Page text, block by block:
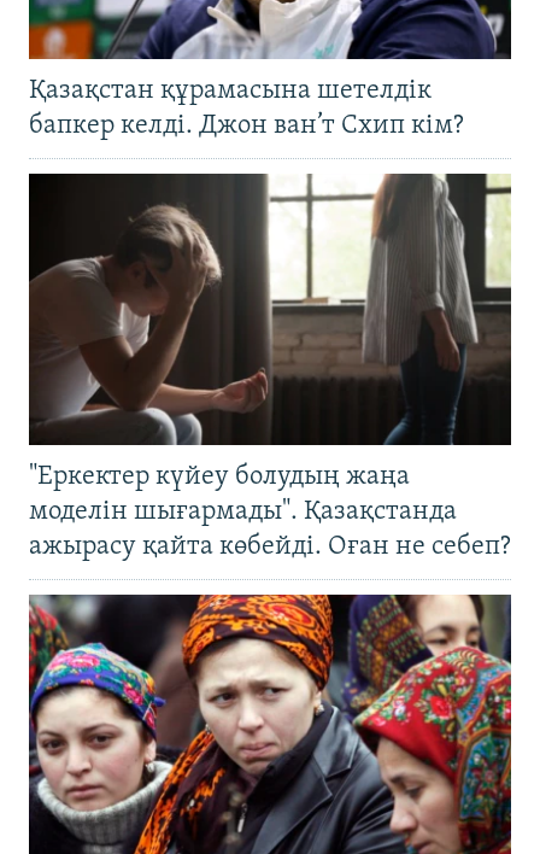
Қазақстан құрамасына шетелдік
бапкер келді. Джон ван’т Схип кім?
"Еркектер күйеу болудың жаңа
моделін шығармады". Қазақстанда
ажырасу қайта көбейді. Оған не себеп?